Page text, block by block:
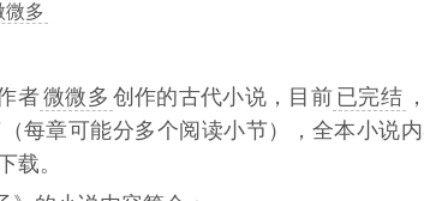
微多
者微微多 创作的古代小说，目前 已完结
每章可能分多个阅读小节），全本小说
载。